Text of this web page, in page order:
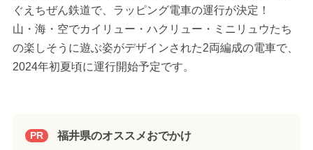
ぐえちぜん鉄道で、ラッピング電車の運行が決定！
山・海・空でカイリュー・ハクリュー・ミニリュウたち
の楽しそうに遊ぶ姿がデザインされた2両編成の電車で、
2024年初夏頃に運行開始予定です。
PR 福井県のオススメおでかけ